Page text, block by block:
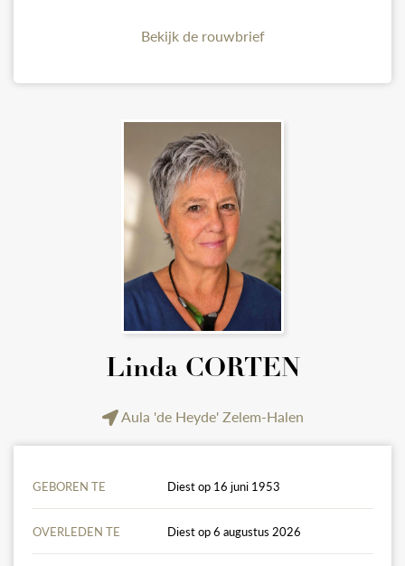
Bekijk de rouwbrief
Linda CORTEN
Aula 'de Heyde' Zelem-Halen
GEBOREN TE Diest op 16 juni 1953
OVERLEDEN TE Diest op 6 augustus 2026